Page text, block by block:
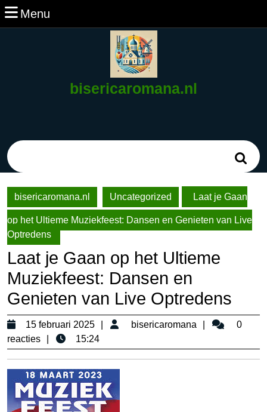
Ga
naar
Menu
bisericaromana.nl
bisericaromana.nl
Uncategorized Laat je Gaan
op het Ultieme Muziekfeest: Dansen en Genieten van Live
Optredens
Laat je Gaan op het Ultieme
Muziekfeest: Dansen en
Genieten van Live Optredens
15 februari 2025
15
2025
bisericaromana
0
reacties
15:24